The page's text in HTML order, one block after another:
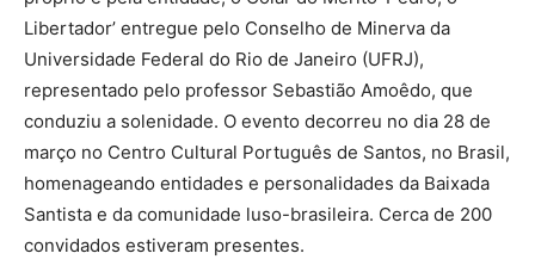
Libertador’ entregue pelo Conselho de Minerva da
Universidade Federal do Rio de Janeiro (UFRJ),
representado pelo professor Sebastião Amoêdo, que
conduziu a solenidade. O evento decorreu no dia 28 de
março no Centro Cultural Português de Santos, no Brasil,
homenageando entidades e personalidades da Baixada
Santista e da comunidade luso-brasileira. Cerca de 200
convidados estiveram presentes.